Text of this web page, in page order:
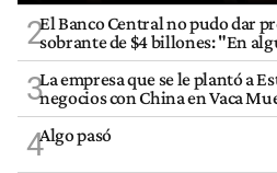
2El Banco Central no pudo dar
sobrante de $4 billones: "En
3La empresa que se le plantó a
negocios con China en Vaca
4Algo pasó